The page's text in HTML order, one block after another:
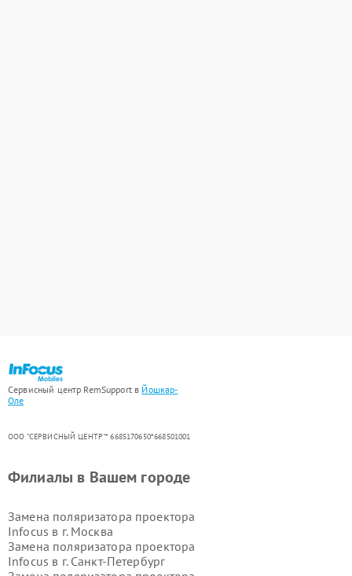
Сервисный центр RemSupport в Йошкар-
Оле
ООО "СЕРВИСНЫЙ ЦЕНТР"* 6685170650*668501001
Филиалы в Вашем городе
Замена поляризатора проектора
Infocus в г. Москва
Замена поляризатора проектора
Infocus в г. Санкт-Петербург